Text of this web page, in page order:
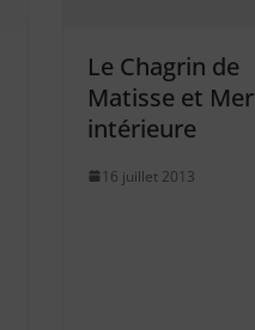
Le Chagrin de
Matisse et Mer
intérieure
16 juillet 2013